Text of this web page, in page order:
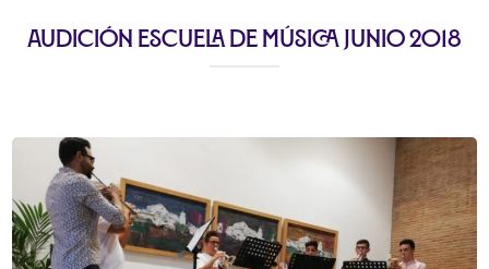
Audición escuela de Música junio 2018